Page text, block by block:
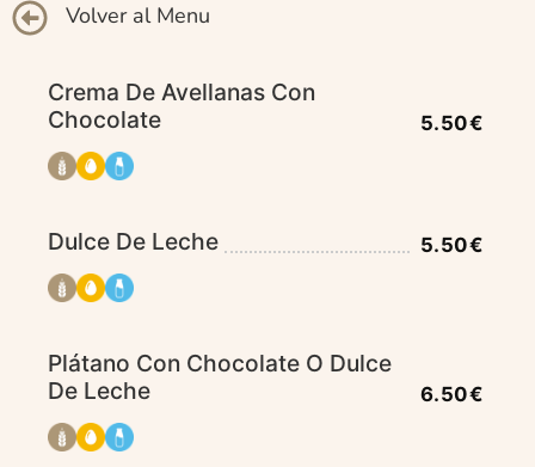
Volver al Menu
Crema De Avellanas Con
Chocolate
5.50€
Dulce De Leche 5.50€
Plátano Con Chocolate O Dulce
De Leche
6.50€